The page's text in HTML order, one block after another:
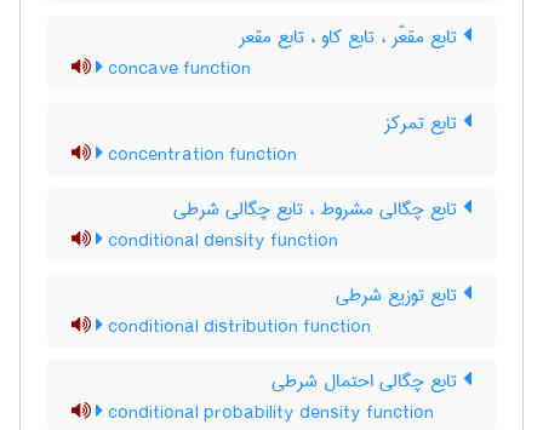
تابع مقعّر ، تابع کاو ، تابع مقعر
concave function
تابع تمرکز
concentration function
تابع چگالی مشروط ، تابع چگالی شرطی
conditional density function
تابع توزیع شرطی
conditional distribution function
تابع چگالی احتمال شرطی
conditional probability density function